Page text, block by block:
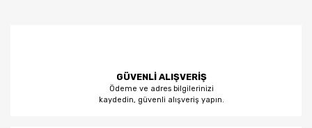
GÜVENLİ ALIŞVERİŞ
Ödeme ve adres bilgilerinizi
kaydedin, güvenli alışveriş yapın.